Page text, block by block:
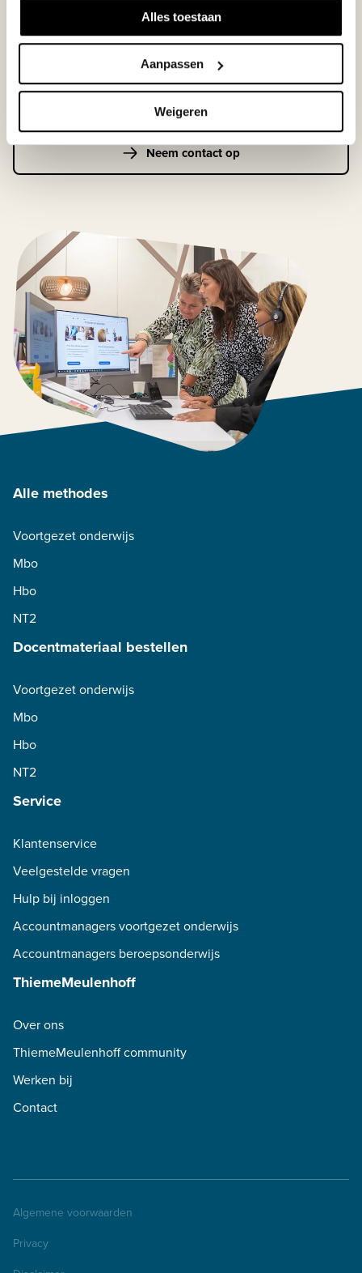
Alles toestaan
Aanpassen
Weigeren
Maandag t/m vrijdag | 08.00 - 17.00 uur
Neem contact op
Alle methodes
Voortgezet onderwijs
Mbo
Hbo
NT2
Docentmateriaal bestellen
Voortgezet onderwijs
Mbo
Hbo
NT2
Service
Klantenservice
Veelgestelde vragen
Hulp bij inloggen
Accountmanagers voortgezet onderwijs
Accountmanagers beroepsonderwijs
ThiemeMeulenhoff
Over ons
ThiemeMeulenhoff community
Werken bij
Contact
Algemene voorwaarden
Privacy